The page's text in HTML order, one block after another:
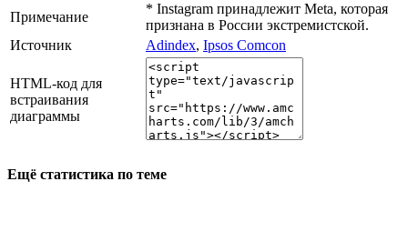
Примечание
* Instagram принадлежит Meta, которая
признана в России экстремистской.
Источник
Adindex, Ipsos Comcon
HTML-код для
встраивания
диаграммы
Ещё статистика по теме